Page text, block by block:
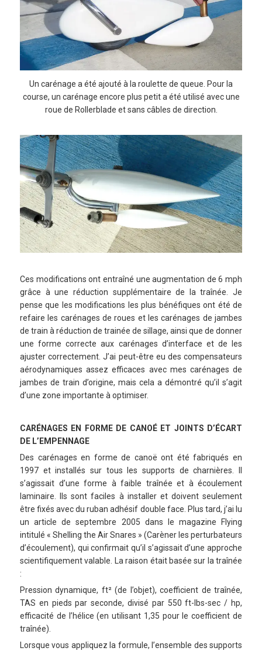
Un carénage a été ajouté à la roulette de queue. Pour la
course, un carénage encore plus petit a été utilisé avec une
roue de Rollerblade et sans câbles de direction.
Ces modifications ont entraîné une augmentation de 6 mph
grâce à une réduction supplémentaire de la traînée. Je
pense que les modifications les plus bénéfiques ont été de
refaire les carénages de roues et les carénages de jambes
de train à réduction de trainée de sillage, ainsi que de donner
une forme correcte aux carénages d’interface et de les
ajuster correctement. J’ai peut-être eu des compensateurs
aérodynamiques assez efficaces avec mes carénages de
jambes de train d’origine, mais cela a démontré qu’il s’agit
d’une zone importante à optimiser.
CARÉNAGES EN FORME DE CANOÉ ET JOINTS D’ÉCART
DE L’EMPENNAGE
Des carénages en forme de canoë ont été fabriqués en
1997 et installés sur tous les supports de charnières. Il
s’agissait d’une forme à faible traînée et à écoulement
laminaire. Ils sont faciles à installer et doivent seulement
être fixés avec du ruban adhésif double face. Plus tard, j’ai lu
un article de septembre 2005 dans le magazine Flying
intitulé « Shelling the Air Snares » (Carèner les perturbateurs
d’écoulement), qui confirmait qu’il s’agissait d’une approche
scientifiquement valable. La raison était basée sur la traînée
:
Pression dynamique, ft² (de l’objet), coefficient de traînée,
TAS en pieds par seconde, divisé par 550 ft-lbs-sec / hp,
efficacité de l’hélice (en utilisant 1,35 pour le coefficient de
traînée).
Lorsque vous appliquez la formule, l’ensemble des supports